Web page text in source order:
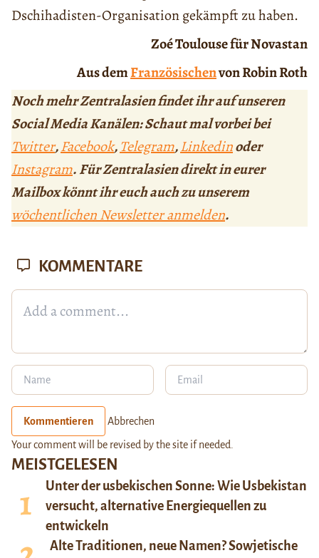
Dschihadisten-Organisation gekämpft zu haben.
Zoé Toulouse für Novastan
Aus demFranzösischenvon Robin Roth
Noch mehr Zentralasien findet ihr auf unseren
Social Media Kanälen: Schaut mal vorbei bei
Twitter,Facebook,Telegram,Linkedinoder
Instagram. Für Zentralasien direkt in eurer
Mailbox könnt ihr euch auch zu unserem
wöchentlichen Newsletter anmelden.
MEISTGELESEN
Unter der usbekischen Sonne: Wie Usbekistan
versucht, alternative Energiequellen zu
entwickeln
Alte Traditionen, neue Namen? Sowjetische
KOMMENTARE
Kommentieren Abbrechen
Your comment will be revised by the site if needed.